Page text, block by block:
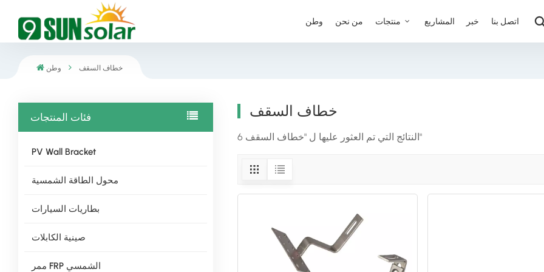
وطن من نحن المشاريع خبر اتصل بنا
وطن خطاف السقف
فئات المنتجات
PV Wall Bracket
محول الطاقة الشمسية
بطاريات السيارات
صينية الكابلات
ممر FRP الشمسي
خطاف السقف
6 النتائج التي تم العثور عليها ل "خطاف السقف"